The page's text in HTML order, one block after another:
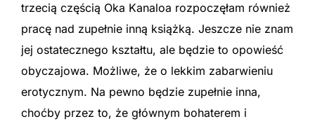
trzecią częścią Oka Kanaloa rozpoczęłam również
pracę nad zupełnie inną książką. Jeszcze nie znam
jej ostatecznego kształtu, ale będzie to opowieść
obyczajowa. Możliwe, że o lekkim zabarwieniu
erotycznym. Na pewno będzie zupełnie inna,
choćby przez to, że głównym bohaterem i